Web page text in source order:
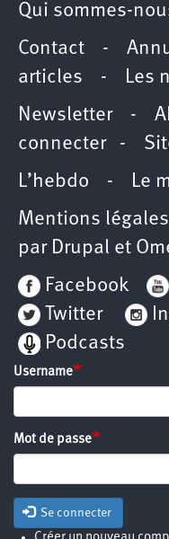
Qui sommes-
Contact -
articles - Les
Newsletter-
connecter-
L’hebdo - Le
Mentions
par Drupal et
Facebook
Twitter
Podcasts
Username
Mot de passe
Se connecter